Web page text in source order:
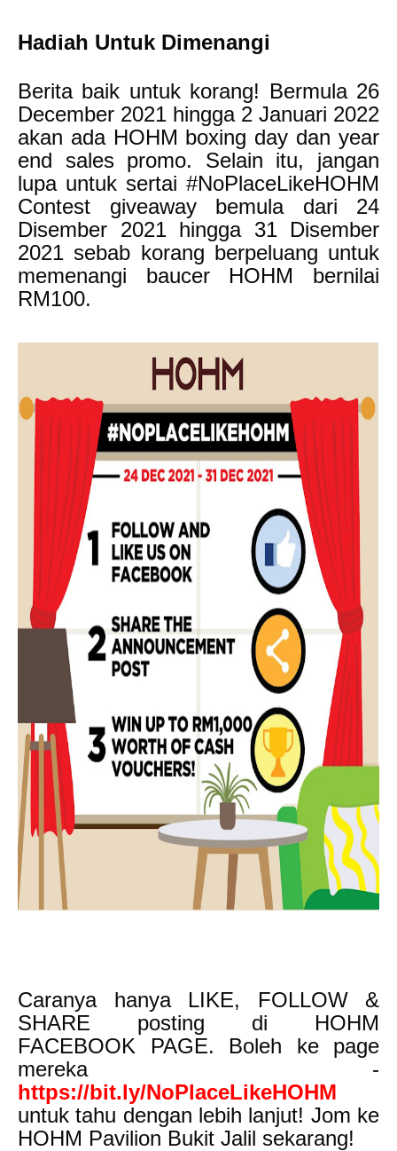
Hadiah Untuk Dimenangi
Berita baik untuk korang! Bermula 26
December 2021 hingga 2 Januari 2022
akan ada HOHM boxing day dan year
end sales promo. Selain itu, jangan
lupa untuk sertai #NoPlaceLikeHOHM
Contest giveaway bemula dari 24
Disember 2021 hingga 31 Disember
2021 sebab korang berpeluang untuk
memenangi baucer HOHM bernilai
RM100.
Caranya hanya LIKE, FOLLOW &
SHARE posting di HOHM
FACEBOOK PAGE. Boleh ke page
mereka -
https://bit.ly/NoPlaceLikeHOHM
untuk tahu dengan lebih lanjut! Jom ke
HOHM Pavilion Bukit Jalil sekarang!